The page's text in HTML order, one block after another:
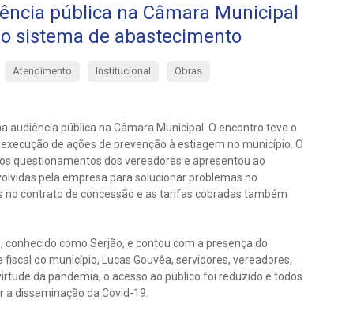
pública na Câmara Municipal
sistema de abastecimento
Atendimento Institucional Obras
pública na Câmara Municipal. O encontro teve o
de ações de prevenção à estiagem no município. O
questionamentos dos vereadores e apresentou ao
pela empresa para solucionar problemas no
contrato de concessão e as tarifas cobradas também
como Serjão, e contou com a presença do
do município, Lucas Gouvêa, servidores, vereadores,
da pandemia, o acesso ao público foi reduzido e todos
disseminação da Covid-19.